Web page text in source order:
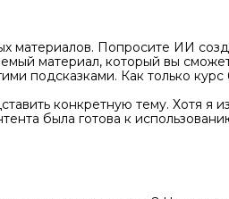
материалов. Попросите ИИ
материал, который вы
подсказками. Как только
конкретную тему. Хотя я
была готова к